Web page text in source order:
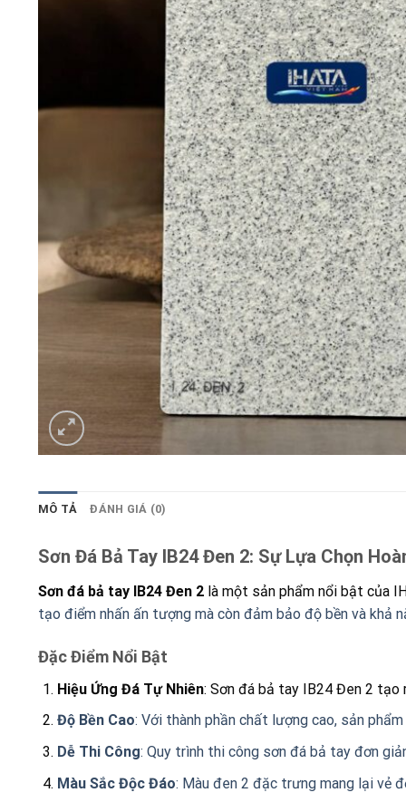
MÔ TẢ ĐÁNH GIÁ (0)
Sơn Đá Bả Tay IB24 Đen 2: Sự Lựa Chọn
Sơn đá bả tay IB24 Đen 2 là một sản phẩm nổi bật của
tạo điểm nhấn ấn tượng mà còn đảm bảo độ bền và khả
Đặc Điểm Nổi Bật
Hiệu Ứng Đá Tự Nhiên: Sơn đá bả tay IB24 Đen 2 tạo
Độ Bền Cao: Với thành phần chất lượng cao, sản
Dễ Thi Công: Quy trình thi công sơn đá bả tay đơn
Màu Sắc Độc Đáo: Màu đen 2 đặc trưng mang lại vẻ